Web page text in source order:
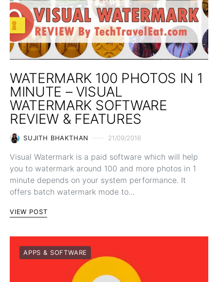
WATERMARK 100 PHOTOS IN 1
MINUTE – VISUAL
WATERMARK SOFTWARE
REVIEW & FEATURES
SUJITH BHAKTHAN 21/09/2016
Visual Watermark is a paid software which will help
you to watermark around 100 and more photos in 1
minute depends on your system performance. It
offers batch watermark mode to…
VIEW POST
APPS & SOFTWARE